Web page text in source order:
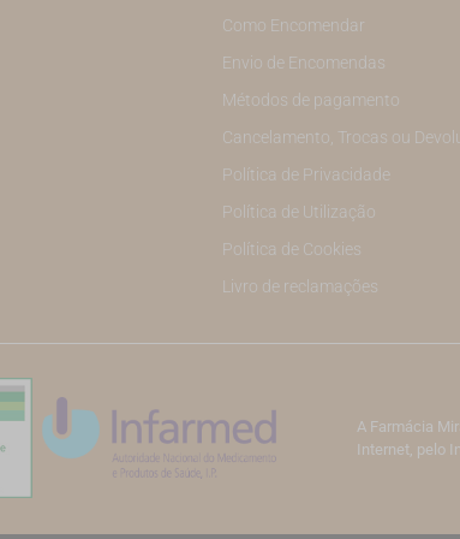
Como Encomendar
Envio de Encomendas
Métodos de pagamento
Cancelamento, Trocas ou
Política de Privacidade
Política de Utilização
Política de Cookies
Livro de reclamações
A Farmácia
Internet, pelo